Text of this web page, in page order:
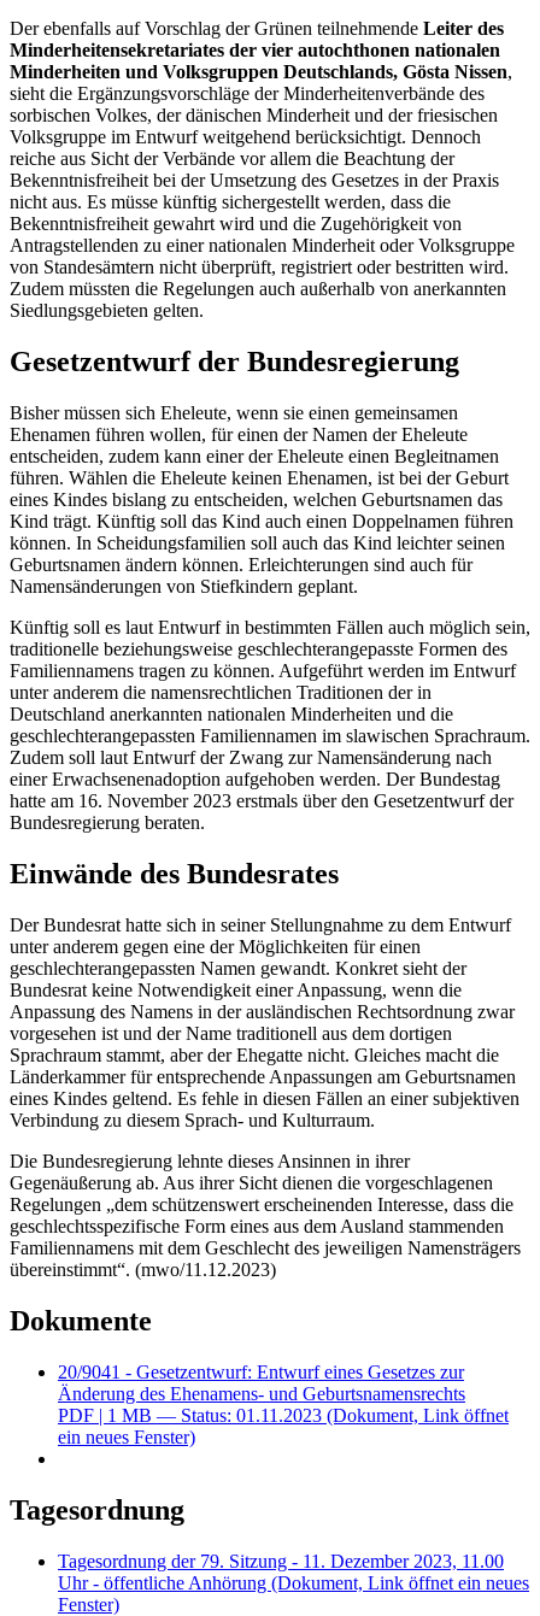
Der ebenfalls auf Vorschlag der Grünen teilnehmende Leiter des
Minderheitensekretariates der vier autochthonen nationalen
Minderheiten und Volksgruppen Deutschlands, Gösta Nissen,
sieht die Ergänzungsvorschläge der Minderheitenverbände des
sorbischen Volkes, der dänischen Minderheit und der friesischen
Volksgruppe im Entwurf weitgehend berücksichtigt. Dennoch
reiche aus Sicht der Verbände vor allem die Beachtung der
Bekenntnisfreiheit bei der Umsetzung des Gesetzes in der Praxis
nicht aus. Es müsse künftig sichergestellt werden, dass die
Bekenntnisfreiheit gewahrt wird und die Zugehörigkeit von
Antragstellenden zu einer nationalen Minderheit oder Volksgruppe
von Standesämtern nicht überprüft, registriert oder bestritten wird.
Zudem müssten die Regelungen auch außerhalb von anerkannten
Siedlungsgebieten gelten.
Gesetzentwurf der Bundesregierung
Bisher müssen sich Eheleute, wenn sie einen gemeinsamen
Ehenamen führen wollen, für einen der Namen der Eheleute
entscheiden, zudem kann einer der Eheleute einen Begleitnamen
führen. Wählen die Eheleute keinen Ehenamen, ist bei der Geburt
eines Kindes bislang zu entscheiden, welchen Geburtsnamen das
Kind trägt. Künftig soll das Kind auch einen Doppelnamen führen
können. In Scheidungsfamilien soll auch das Kind leichter seinen
Geburtsnamen ändern können. Erleichterungen sind auch für
Namensänderungen von Stiefkindern geplant.
Künftig soll es laut Entwurf in bestimmten Fällen auch möglich sein,
traditionelle beziehungsweise geschlechterangepasste Formen des
Familiennamens tragen zu können. Aufgeführt werden im Entwurf
unter anderem die namensrechtlichen Traditionen der in
Deutschland anerkannten nationalen Minderheiten und die
geschlechterangepassten Familiennamen im slawischen Sprachraum.
Zudem soll laut Entwurf der Zwang zur Namensänderung nach
einer Erwachsenenadoption aufgehoben werden. Der Bundestag
hatte am 16. November 2023 erstmals über den Gesetzentwurf der
Bundesregierung beraten.
Einwände des Bundesrates
Der Bundesrat hatte sich in seiner Stellungnahme zu dem Entwurf
unter anderem gegen eine der Möglichkeiten für einen
geschlechterangepassten Namen gewandt. Konkret sieht der
Bundesrat keine Notwendigkeit einer Anpassung, wenn die
Anpassung des Namens in der ausländischen Rechtsordnung zwar
vorgesehen ist und der Name traditionell aus dem dortigen
Sprachraum stammt, aber der Ehegatte nicht. Gleiches macht die
Länderkammer für entsprechende Anpassungen am Geburtsnamen
eines Kindes geltend. Es fehle in diesen Fällen an einer subjektiven
Verbindung zu diesem Sprach- und Kulturraum.
Die Bundesregierung lehnte dieses Ansinnen in ihrer
Gegenäußerung ab. Aus ihrer Sicht dienen die vorgeschlagenen
Regelungen „dem schützenswert erscheinenden Interesse, dass die
geschlechtsspezifische Form eines aus dem Ausland stammenden
Familiennamens mit dem Geschlecht des jeweiligen Namensträgers
übereinstimmt“. (mwo/11.12.2023)
Dokumente
20/9041 - Gesetzentwurf: Entwurf eines Gesetzes zur
Änderung des Ehenamens- und Geburtsnamensrechts
PDF | 1 MB — Status: 01.11.2023 (Dokument, Link öffnet
ein neues Fenster)
Tagesordnung
Tagesordnung der 79. Sitzung - 11. Dezember 2023, 11.00
Uhr - öffentliche Anhörung (Dokument, Link öffnet ein neues
Fenster)